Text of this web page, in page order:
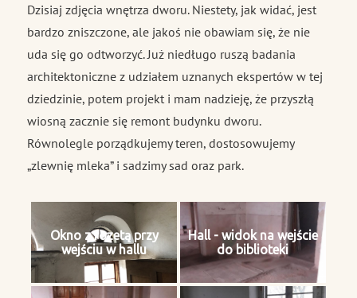
Dzisiaj zdjęcia wnętrza dworu. Niestety, jak widać, jest
bardzo zniszczone, ale jakoś nie obawiam się, że nie
uda się go odtworzyć. Już niedługo ruszą badania
architektoniczne z udziałem uznanych ekspertów w tej
dziedzinie, potem projekt i mam nadzieję, że przyszłą
wiosną zacznie się remont budynku dworu.
Równolegle porządkujemy teren, dostosowujemy
„zlewnię mleka” i sadzimy sad oraz park.
Okno z rozetą przy
wejściu w hallu
Hall - widok na wejście
do biblioteki